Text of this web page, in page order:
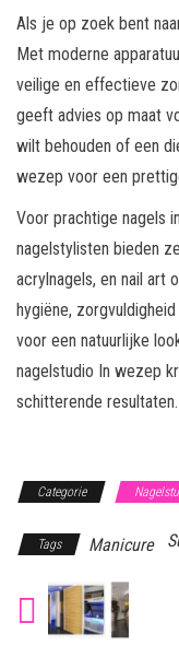
Als je op zoek bent
Met moderne
veilige en effectieve
geeft advies op maat
wilt behouden of een
wezep voor een
Voor prachtige nagels
nagelstylisten bieden
acrylnagels, en nail art
hygiëne,
voor een natuurlijke
nagelstudio In wezep
schitterende resultaten.
Categorie
Tags Manicure